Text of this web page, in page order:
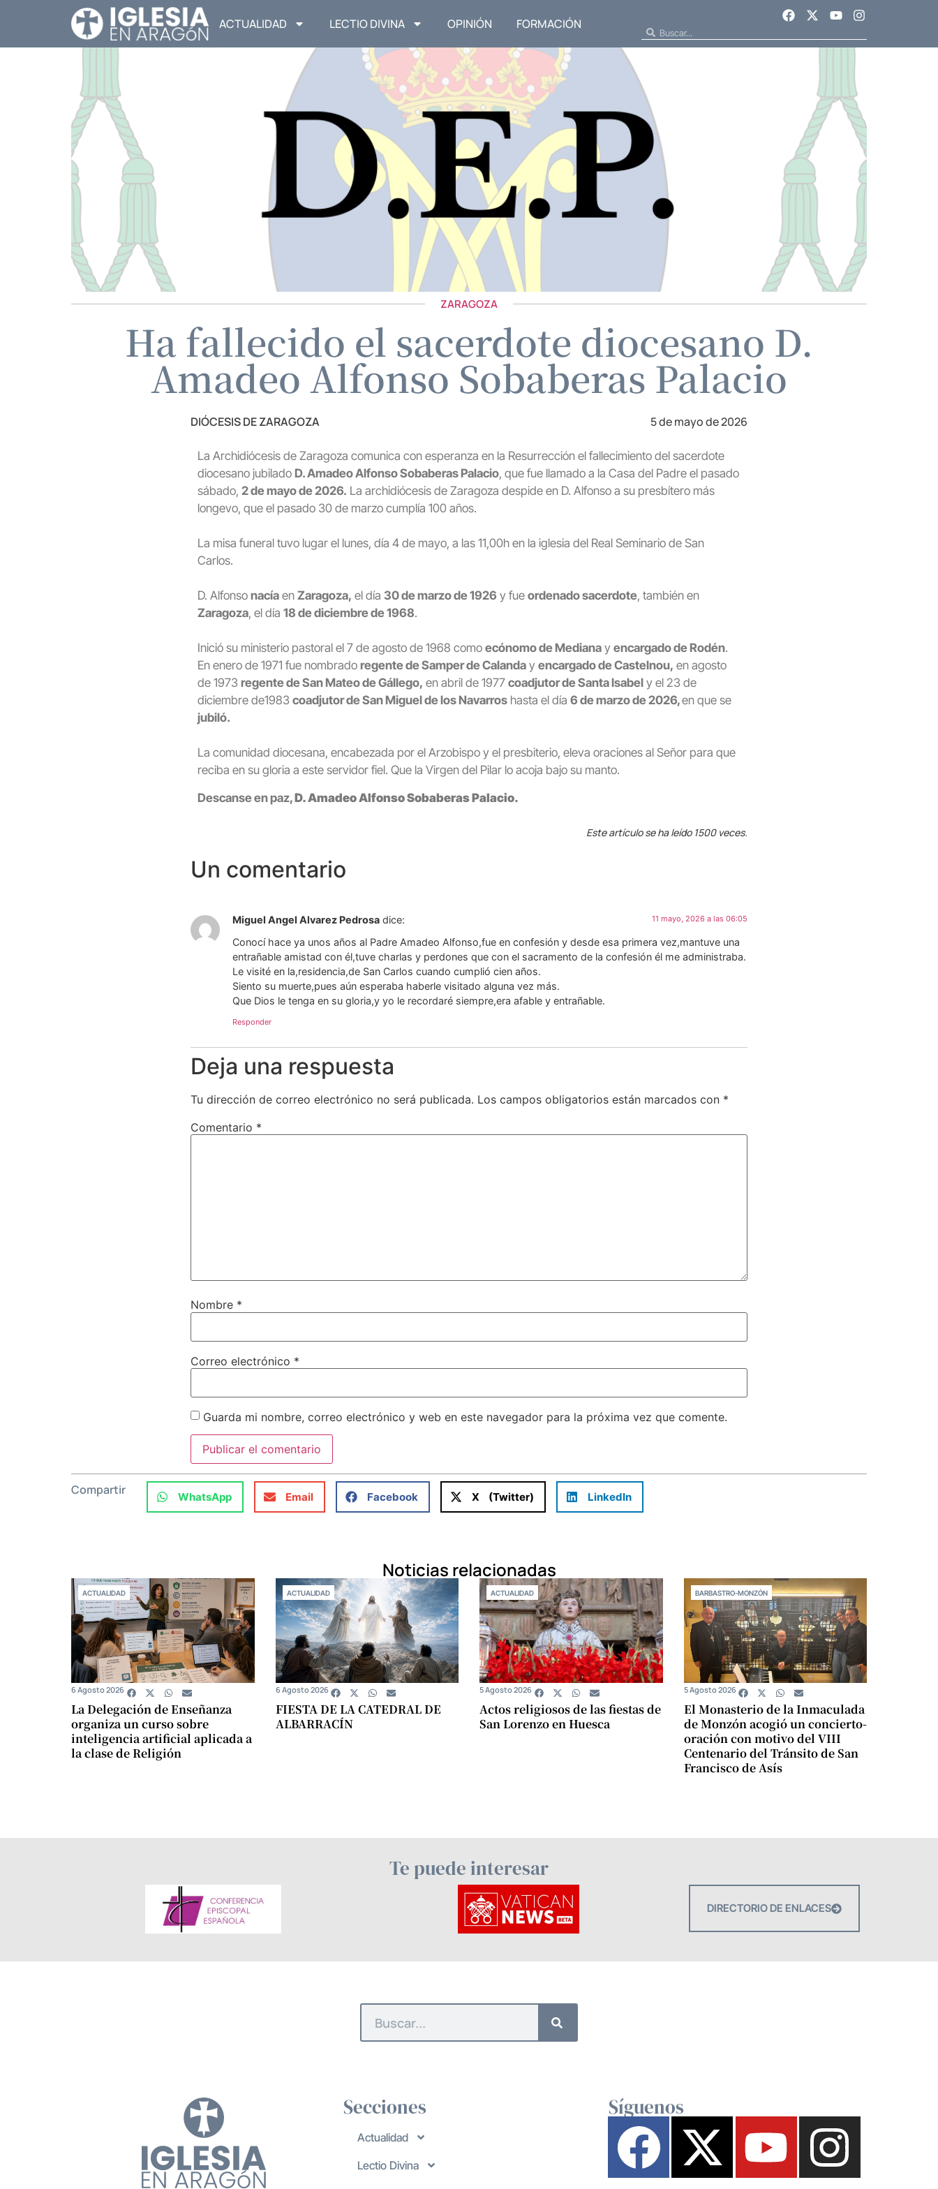
ACTUALIDAD LECTIO DIVINA OPINIÓN FORMACIÓN
ZARAGOZA
Ha fallecido el sacerdote diocesano D.
Amadeo Alfonso Sobaberas Palacio
DIÓCESIS DE ZARAGOZA 5 de mayo de 2026
La Archidiócesis de Zaragoza comunica con esperanza en la Resurrección el fallecimiento del sacerdote
diocesano jubilado D. Amadeo Alfonso Sobaberas Palacio, que fue llamado a la Casa del Padre el pasado
sábado, 2 de mayo de 2026. La archidiócesis de Zaragoza despide en D. Alfonso a su presbítero más
longevo, que el pasado 30 de marzo cumplía 100 años.
La misa funeral tuvo lugar el lunes, día 4 de mayo, a las 11,00h en la iglesia del Real Seminario de San
Carlos.
D. Alfonso nacía en Zaragoza, el día 30 de marzo de 1926 y fue ordenado sacerdote, también en
Zaragoza, el día 18 de diciembre de 1968.
Inició su ministerio pastoral el 7 de agosto de 1968 como ecónomo de Mediana y encargado de Rodén.
En enero de 1971 fue nombrado regente de Samper de Calanda y encargado de Castelnou, en agosto
de 1973 regente de San Mateo de Gállego, en abril de 1977 coadjutor de Santa Isabel y el 23 de
diciembre de1983 coadjutor de San Miguel de los Navarros hasta el día 6 de marzo de 2026,en que se
jubiló.
La comunidad diocesana, encabezada por el Arzobispo y el presbiterio, eleva oraciones al Señor para que
reciba en su gloria a este servidor fiel. Que la Virgen del Pilar lo acoja bajo su manto.
Descanse en paz,D. Amadeo Alfonso Sobaberas Palacio.
Este artículo se ha leído 1500 veces.
Un comentario
Miguel Angel Alvarez Pedrosa dice: 11 mayo, 2026 a las 06:05
Conocí hace ya unos años al Padre Amadeo Alfonso,fue en confesión y desde esa primera vez,mantuve una
entrañable amistad con él,tuve charlas y perdones que con el sacramento de la confesión él me administraba.
Le visité en la,residencia,de San Carlos cuando cumplió cien años.
Siento su muerte,pues aún esperaba haberle visitado alguna vez más.
Que Dios le tenga en su gloria,y yo le recordaré siempre,era afable y entrañable.
Responder
Deja una respuesta
Tu dirección de correo electrónico no será publicada. Los campos obligatorios están marcados con *
Comentario *
Nombre *
Correo electrónico *
Guarda mi nombre, correo electrónico y web en este navegador para la próxima vez que comente.
Compartir WhatsApp Email Facebook X (Twitter) LinkedIn
Noticias relacionadas
ACTUALIDAD
La Delegación de Enseñanza
organiza un curso sobre
inteligencia artificial aplicada a
la clase de Religión
6 Agosto 2026
ACTUALIDAD
FIESTA DE LA CATEDRAL DE
ALBARRACÍN
6 Agosto 2026
ACTUALIDAD
Actos religiosos de las fiestas de
San Lorenzo en Huesca
5 Agosto 2026
BARBASTRO-MONZÓN
El Monasterio de la Inmaculada
de Monzón acogió un concierto-
oración con motivo del VIII
Centenario del Tránsito de San
Francisco de Asís
5 Agosto 2026
Te puede interesar
DIRECTORIO DE ENLACES
Secciones
Actualidad
Lectio Divina
Síguenos